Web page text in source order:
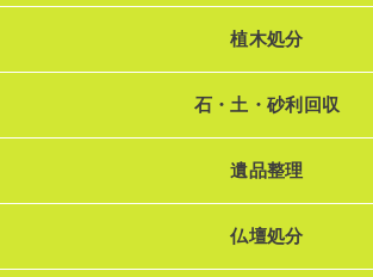
植木処分
石・土・砂利回収
遺品整理
仏壇処分